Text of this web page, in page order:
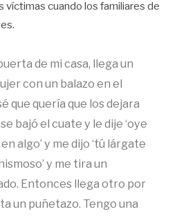
víctimas cuando los familiares de
de mi casa, llega un
con un balazo en el
que quería que los dejara
bajó el cuate y le dije ‘oye
algo’ y me dijo ‘tú lárgate
y me tira un
Entonces llega otro por
un puñetazo. Tengo una